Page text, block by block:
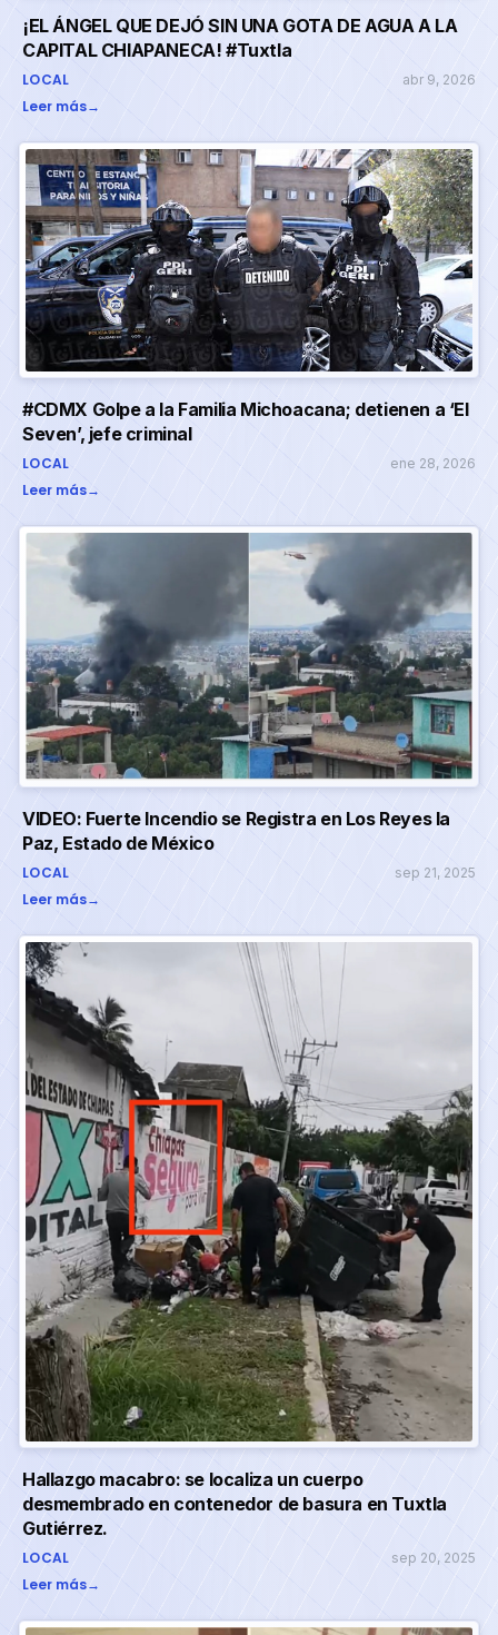
¡EL ÁNGEL QUE DEJÓ SIN UNA GOTA DE AGUA A LA
CAPITAL CHIAPANECA! #Tuxtla
LOCAL abr 9, 2026
Leer más→
#CDMX Golpe a la Familia Michoacana; detienen a ‘El
Seven’, jefe criminal
LOCAL ene 28, 2026
Leer más→
VIDEO: Fuerte Incendio se Registra en Los Reyes la
Paz, Estado de México
LOCAL sep 21, 2025
Leer más→
Hallazgo macabro: se localiza un cuerpo
desmembrado en contenedor de basura en Tuxtla
Gutiérrez.
LOCAL sep 20, 2025
Leer más→